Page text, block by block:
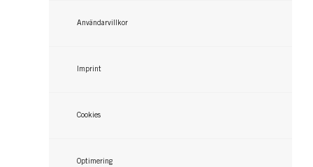
Användarvillkor
Imprint
Cookies
Optimering